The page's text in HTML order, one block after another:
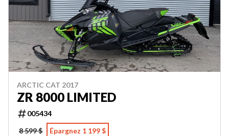
ARCTIC CAT 2017
ZR 8000 LIMITED
005434
8 599 $
Épargnez 1 199 $